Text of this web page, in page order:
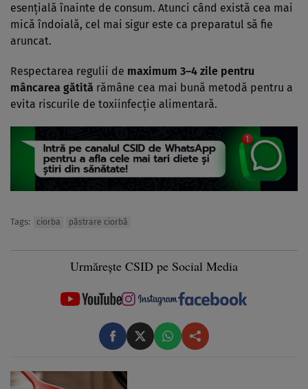
esențială înainte de consum. Atunci când există cea mai
mică îndoială, cel mai sigur este ca preparatul să fie
aruncat.
Respectarea regulii de maximum 3–4 zile pentru
mâncarea gătită rămâne cea mai bună metodă pentru a
evita riscurile de toxiinfecție alimentară.
Tags: ciorba păstrare ciorbă
Urmărește CSID pe Social Media